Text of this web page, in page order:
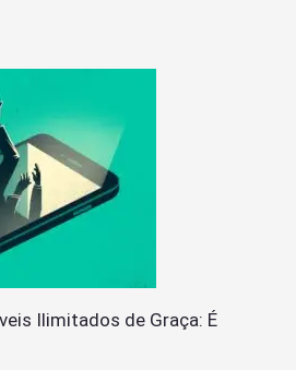
Ilimitados de Graça: É